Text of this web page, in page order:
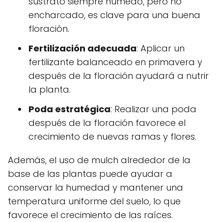
encharcado, es clave para una buena
floración.
Fertilización adecuada: Aplicar un
fertilizante balanceado en primavera y
después de la floración ayudará a nutrir
la planta.
Poda estratégica: Realizar una poda
después de la floración favorece el
crecimiento de nuevas ramas y flores.
Además, el uso de mulch alrededor de la
base de las plantas puede ayudar a
conservar la humedad y mantener una
temperatura uniforme del suelo, lo que
favorece el crecimiento de las raíces.